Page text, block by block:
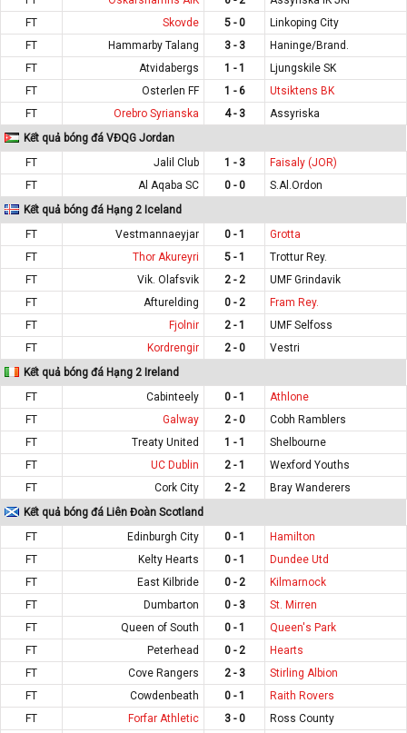
FT
Skovde 5 - 0
Linkoping City
FT
Hammarby Talang 3 - 3
Haninge/Brand.
FT
Atvidabergs 1 - 1
Ljungskile SK
FT
Osterlen FF 1 - 6
Utsiktens BK
FT
Orebro Syrianska 4 - 3
Assyriska
Kết quả bóng đá VĐQG Jordan
FT
Jalil Club 1 - 3
Faisaly (JOR)
FT
Al Aqaba SC 0 - 0
S.Al.Ordon
Kết quả bóng đá Hạng 2 Iceland
FT
Vestmannaeyjar 0 - 1
Grotta
FT
Thor Akureyri 5 - 1
Trottur Rey.
FT
Vik. Olafsvik 2 - 2
UMF Grindavik
FT
Afturelding 0 - 2
Fram Rey.
FT
Fjolnir 2 - 1
UMF Selfoss
FT
Kordrengir 2 - 0
Vestri
Kết quả bóng đá Hạng 2 Ireland
FT
Cabinteely 0 - 1
Athlone
FT
Galway 2 - 0
Cobh Ramblers
FT
Treaty United 1 - 1
Shelbourne
FT
UC Dublin 2 - 1
Wexford Youths
FT
Cork City 2 - 2
Bray Wanderers
Kết quả bóng đá Liên Đoàn Scotland
FT
Edinburgh City 0 - 1
Hamilton
FT
Kelty Hearts 0 - 1
Dundee Utd
FT
East Kilbride 0 - 2
Kilmarnock
FT
Dumbarton 0 - 3
St. Mirren
FT
Queen of South 0 - 1
Queen's Park
FT
Peterhead 0 - 2
Hearts
FT
Cove Rangers 2 - 3
Stirling Albion
FT
Cowdenbeath 0 - 1
Raith Rovers
FT
Forfar Athletic 3 - 0
Ross County